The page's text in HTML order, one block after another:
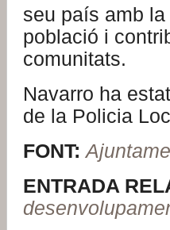
seu país amb
població i
comunitats.
Navarro ha
de la Policia
FONT:
ENTRADA